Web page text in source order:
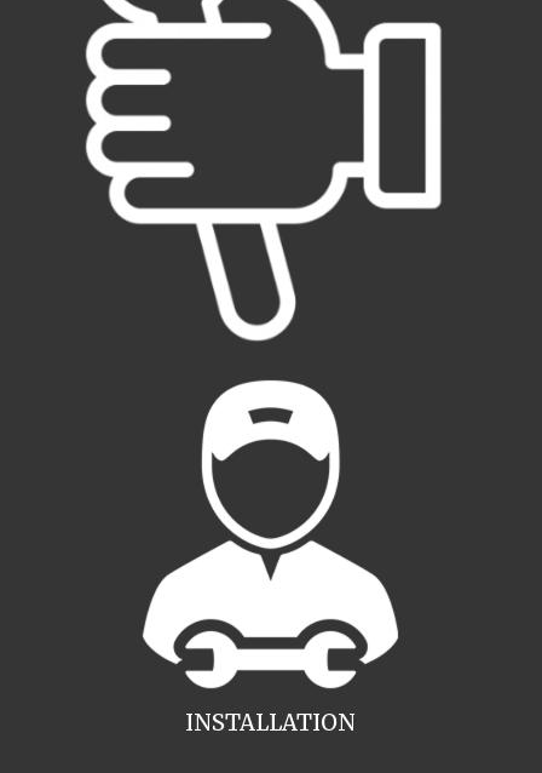
INSTALLATION